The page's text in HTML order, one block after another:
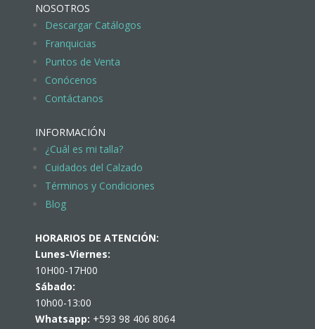
NOSOTROS
Descargar Catálogos
Franquicias
Puntos de Venta
Conócenos
Contáctanos
INFORMACIÓN
¿Cuál es mi talla?
Cuidados del Calzado
Términos y Condiciones
Blog
HORARIOS DE ATENCIÓN:
Lunes-Viernes:
10H00-17H00
Sábado:
10h00-13:00
Whatsapp: +593 98 406 8064